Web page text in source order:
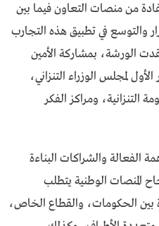
من منصات التعاون فيما بين
والتوسع في تطبيق هذه التجارب
الورشة، بمشاركة الأمين
لمجلس الوزراء التنزاني،
التنزانية، ومراكز الفكر
الفعالة والشراكات البناءة
المنصات الوطنية يتطلب
بين الحكومات، والقطاع الخاص،